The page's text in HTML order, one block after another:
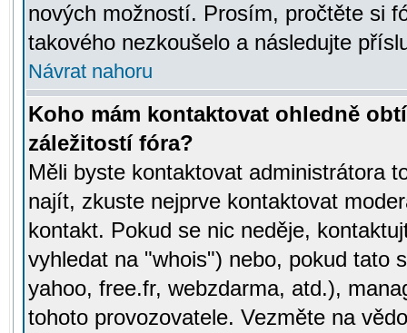
nových možností. Prosím, pročtěte si
takového nezkoušelo a následujte
Návrat nahoru
Koho mám kontaktovat ohledně
záležitostí fóra?
Měli byste kontaktovat administrátora
najít, zkuste nejprve kontaktovat
kontakt. Pokud se nic neděje,
vyhledat na "whois") nebo, pokud tato
yahoo, free.fr, webzdarma, atd.),
tohoto provozovatele. Vezměte na